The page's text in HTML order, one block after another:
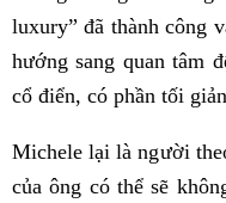
luxury” đã thành công
hướng sang quan tâm
cổ điển, có phần tối
Michele lại là người
của ông có thể sẽ